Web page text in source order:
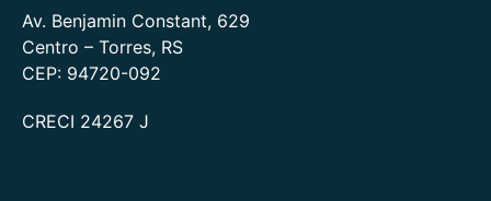
Av. Benjamin Constant, 629
Centro – Torres, RS
CEP: 94720-092
CRECI 24267 J